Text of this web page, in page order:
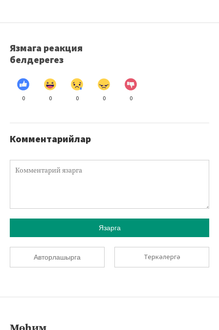
Язмага реакция
белдерегез
0 0 0 0 0
Комментарийлар
Язарга
Авторлашырга Теркәлергә